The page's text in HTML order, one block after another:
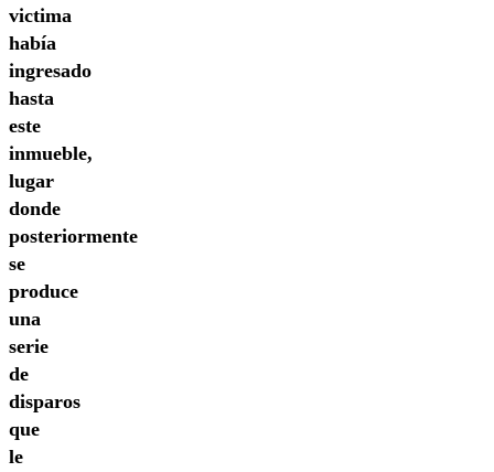
victima
había
ingresado
hasta
este
inmueble,
lugar
donde
posteriormente
se
produce
una
serie
de
disparos
que
le